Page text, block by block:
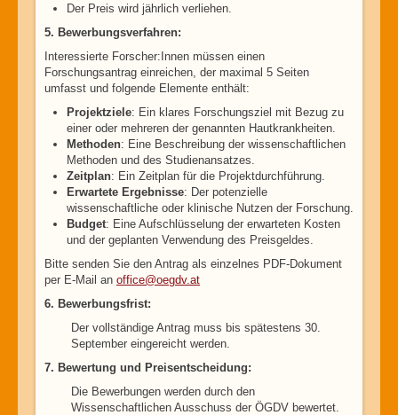
Der Preis wird jährlich verliehen.
5. Bewerbungsverfahren:
Interessierte Forscher:Innen müssen einen
Forschungsantrag einreichen, der maximal 5 Seiten
umfasst und folgende Elemente enthält:
Projektziele: Ein klares Forschungsziel mit Bezug zu
einer oder mehreren der genannten Hautkrankheiten.
Methoden: Eine Beschreibung der wissenschaftlichen
Methoden und des Studienansatzes.
Zeitplan: Ein Zeitplan für die Projektdurchführung.
Erwartete Ergebnisse: Der potenzielle
wissenschaftliche oder klinische Nutzen der Forschung.
Budget: Eine Aufschlüsselung der erwarteten Kosten
und der geplanten Verwendung des Preisgeldes.
Bitte senden Sie den Antrag als einzelnes PDF-Dokument
per E-Mail an office@oegdv.at
6. Bewerbungsfrist:
Der vollständige Antrag muss bis spätestens 30.
September eingereicht werden.
7. Bewertung und Preisentscheidung:
Die Bewerbungen werden durch den
Wissenschaftlichen Ausschuss der ÖGDV bewertet.